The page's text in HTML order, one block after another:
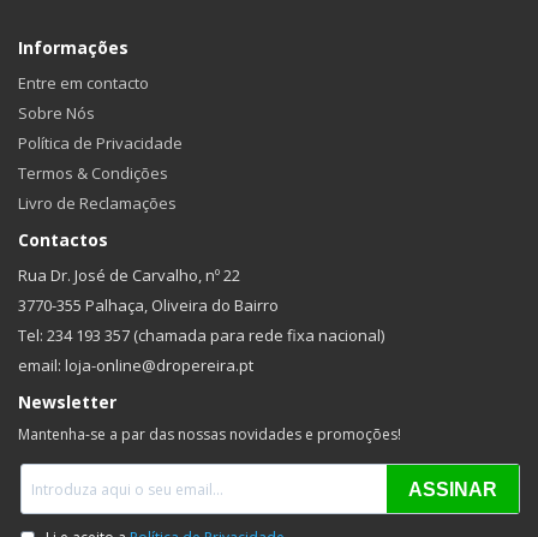
Informações
Entre em contacto
Sobre Nós
Política de Privacidade
Termos & Condições
Livro de Reclamações
Contactos
Rua Dr. José de Carvalho, nº 22
3770-355 Palhaça, Oliveira do Bairro
Tel: 234 193 357 (chamada para rede fixa nacional)
email: loja-online@dropereira.pt
Newsletter
Mantenha-se a par das nossas novidades e promoções!